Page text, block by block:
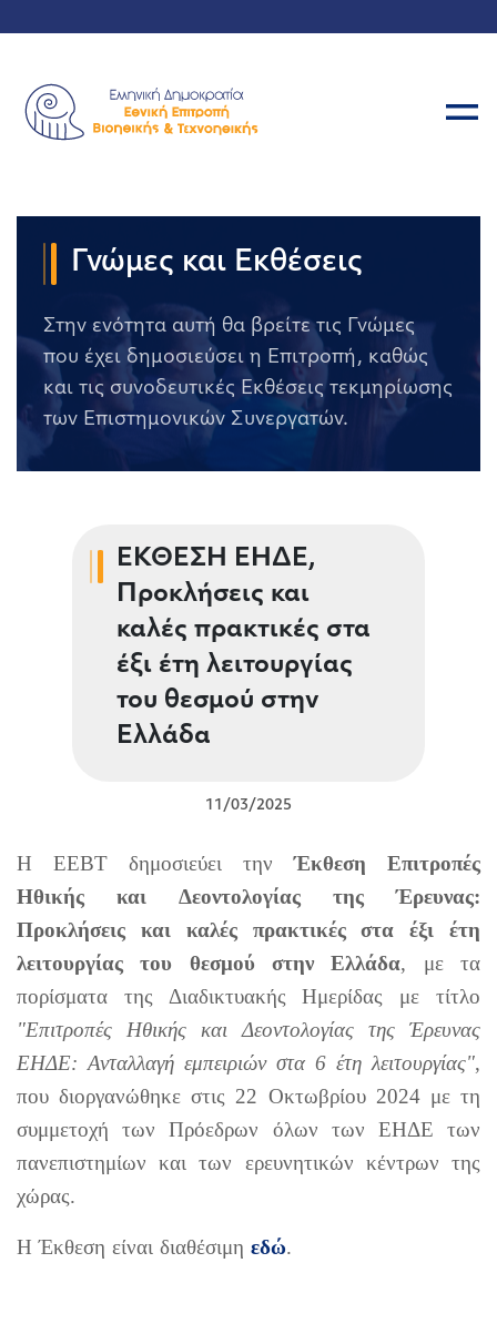
Γνώμες και Εκθέσεις
Στην ενότητα αυτή θα βρείτε τις Γνώμες
που έχει δημοσιεύσει η Επιτροπή, καθώς
και τις συνοδευτικές Εκθέσεις τεκμηρίωσης
των Επιστημονικών Συνεργατών.
ΕΚΘΕΣΗ ΕΗΔΕ,
Προκλήσεις και
καλές πρακτικές στα
έξι έτη λειτουργίας
του θεσμού στην
Ελλάδα
11/03/2025
H EEBT δημοσιεύει τηνΈκθεση Επιτροπές
Ηθικής και Δεοντολογίας της Έρευνας:
Προκλήσεις και καλές πρακτικές στα έξι έτη
λειτουργίας του θεσμού στην Ελλάδα, με τα
πορίσματα της Διαδικτυακής Ημερίδας με τίτλο
"Επιτροπές Ηθικής και Δεοντολογίας της Έρευνας
ΕΗΔΕ: Ανταλλαγή εμπειριών στα 6 έτη λειτουργίας",
που διοργανώθηκε στις 22 Οκτωβρίου 2024 με τη
συμμετοχή των Πρόεδρων όλων των ΕΗΔΕ των
πανεπιστημίων και των ερευνητικών κέντρων της
χώρας.
Η Έκθεση είναι διαθέσιμη εδώ.